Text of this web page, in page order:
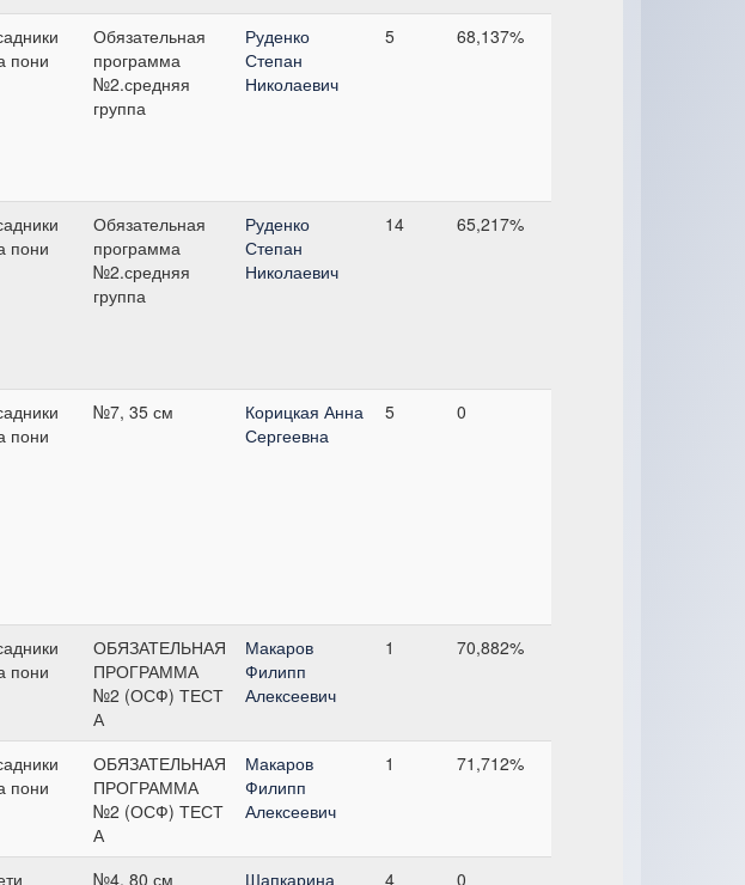
пони
Обязательная
программа
№2.средняя
группа
Руденко
Степан
Николаевич
5 68,137%
пони
Обязательная
программа
№2.средняя
группа
Руденко
Степан
Николаевич
14 65,217%
пони
№7, 35 см
Корицкая Анна
Сергеевна
5 0
пони
ОБЯЗАТЕЛЬНАЯ
ПРОГРАММА
№2 (ОСФ) ТЕСТ
А
Макаров
Филипп
Алексеевич
1 70,882%
пони
ОБЯЗАТЕЛЬНАЯ
ПРОГРАММА
№2 (ОСФ) ТЕСТ
А
Макаров
Филипп
Алексеевич
1 71,712%
№4, 80 см Шапкарина 4 0